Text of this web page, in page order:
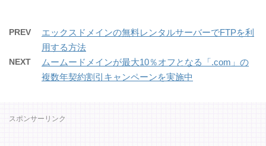
PREV
エックスドメインの無料レンタルサーバーでFTPを利
用する方法
NEXT
ムームードメインが最大10％オフとなる「.com」の
複数年契約割引キャンペーンを実施中
スポンサーリンク